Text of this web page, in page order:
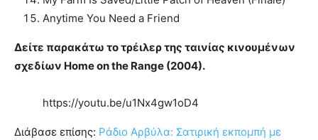
Anytime You Need a Friend
Δείτε παρακάτω το τρέιλερ της ταινίας κινουμένων
σχεδίων Home on the Range (2004).
https://youtu.be/u1Nx4gw1oD4
Διάβασε επίσης: Ράδιο Αρβύλα: Σατιρική εκπομπή με